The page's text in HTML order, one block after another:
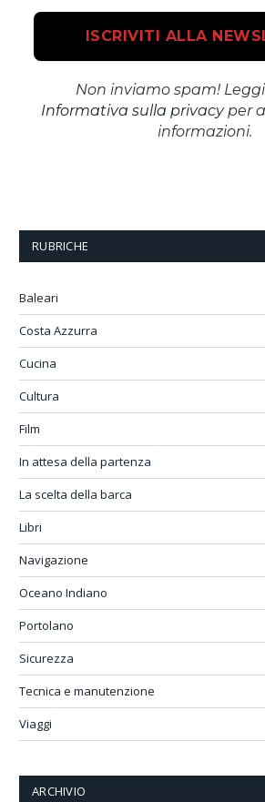
Non inviamo spam!
Informativa sulla privacyper
informazioni.
RUBRICHE
Baleari
Costa Azzurra
Cucina
Cultura
Film
In attesa della partenza
La scelta della barca
Libri
Navigazione
Oceano Indiano
Portolano
Sicurezza
Tecnica e manutenzione
Viaggi
ARCHIVIO